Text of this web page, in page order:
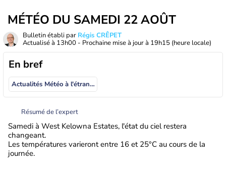
MÉTÉO DU SAMEDI 22 AOÛT
Bulletin établi par Régis CRÊPET
Actualisé à 13h00 - Prochaine mise à jour à 19h15 (heure locale)
En bref
Actualités Météo à l'étranger
Résumé de l’expert
Samedi à West Kelowna Estates, l'état du ciel restera
changeant.
Les températures varieront entre 16 et 25°C au cours de la
journée.